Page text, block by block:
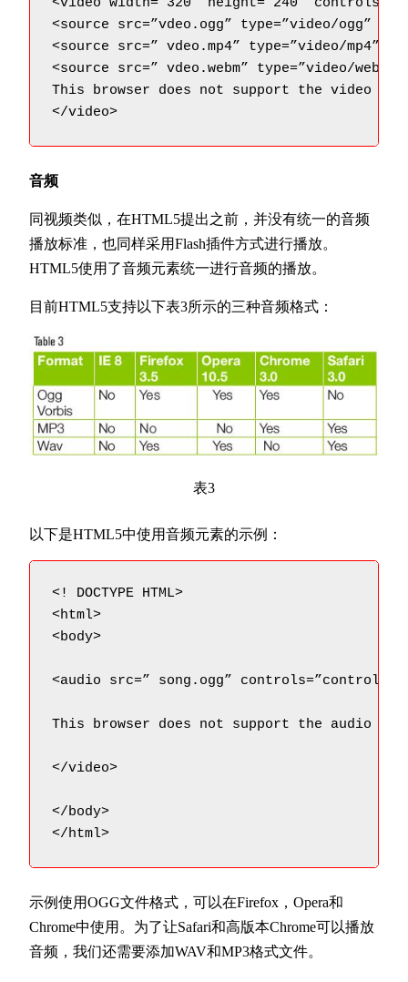
<video width=”320” height=”240”
<source src=”vdeo.ogg” type=”video/ogg” />
<source src=” vdeo.mp4” type=”video/mp4” />
<source src=” vdeo.webm” type=”video/webm”
This browser does not support the video
</video>
音频
同视频类似，在HTML5提出之前，并没有统一的音频
播放标准，也同样采用Flash插件方式进行播放。
HTML5使用了音频元素统一进行音频的播放。
目前HTML5支持以下表3所示的三种音频格式：
表3
以下是HTML5中使用音频元素的示例：
<! DOCTYPE HTML>
<html>
<body>
<audio src=” song.ogg” controls=”controls”>
This browser does not support the audio
</video>
</body>
</html>
示例使用OGG文件格式，可以在Firefox，Opera和
Chrome中使用。为了让Safari和高版本Chrome可以播放
音频，我们还需要添加WAV和MP3格式文件。